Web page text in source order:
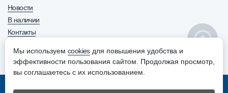
Мы используем cookiesдля повышения удобства и
эффективности пользования сайтом. Продолжая просмотр,
вы соглашаетесь с их использованием.
Новости
В наличии
Контакты
8 800 600-63-70 +7 (8552) 30-63-70
ОТДЕЛ ПРОДАЖ
© АО “Ремдизель”. Все права защищены